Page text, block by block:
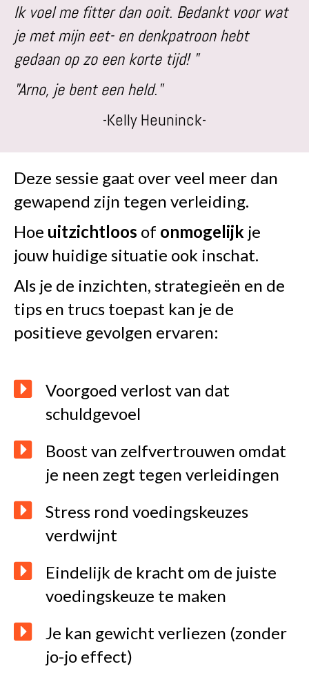
Ik voel me fitter dan ooit. Bedankt voor wat
je met mijn eet- en denkpatroon hebt
gedaan op zo een korte tijd! "
"Arno, je bent een held."
-Kelly Heuninck-
Deze sessie gaat over veel meer dan
gewapend zijn tegen verleiding.
Hoe uitzichtloos of onmogelijk je
jouw huidige situatie ook inschat.
Als je de inzichten, strategieën en de
tips en trucs toepast kan je de
positieve gevolgen ervaren:
Voorgoed verlost van dat
schuldgevoel
Boost van zelfvertrouwen omdat
je neen zegt tegen verleidingen
Stress rond voedingskeuzes
verdwijnt
Eindelijk de kracht om de juiste
voedingskeuze te maken
Je kan gewicht verliezen (zonder
jo-jo effect)